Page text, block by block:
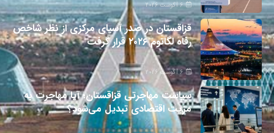
6 آگوست 2026
قزاقستان در صدر آسیای مرکزی از نظر شاخص
رفاه لگاتوم ۲۰۲۶ قرار گرفت
6 آگوست 2026
سیاست مهاجرتی قزاقستان؛ آیا مهاجرت به
مزیت اقتصادی تبدیل می‌شود؟